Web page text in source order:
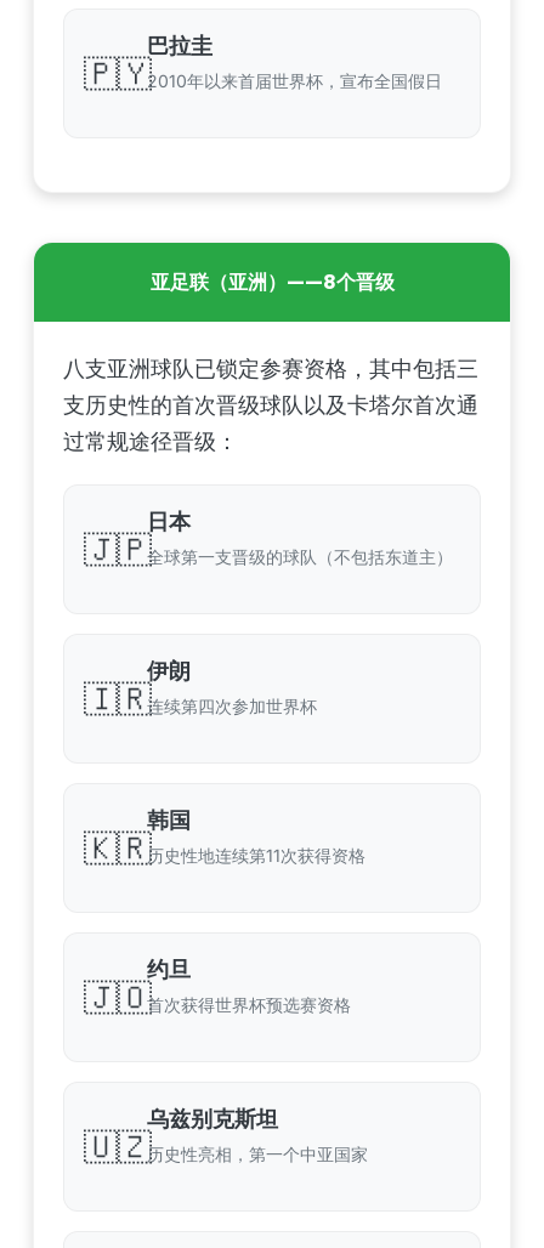
🇵🇾
巴拉圭
2010年以来首届世界杯，宣布全国假日
亚足联（亚洲）——8个晋级
八支亚洲球队已锁定参赛资格，其中包括三
支历史性的首次晋级球队以及卡塔尔首次通
过常规途径晋级：
🇯🇵
日本
全球第一支晋级的球队（不包括东道主）
🇮🇷
伊朗
连续第四次参加世界杯
🇰🇷
韩国
历史性地连续第11次获得资格
🇯🇴
约旦
首次获得世界杯预选赛资格
🇺🇿
乌兹别克斯坦
历史性亮相，第一个中亚国家